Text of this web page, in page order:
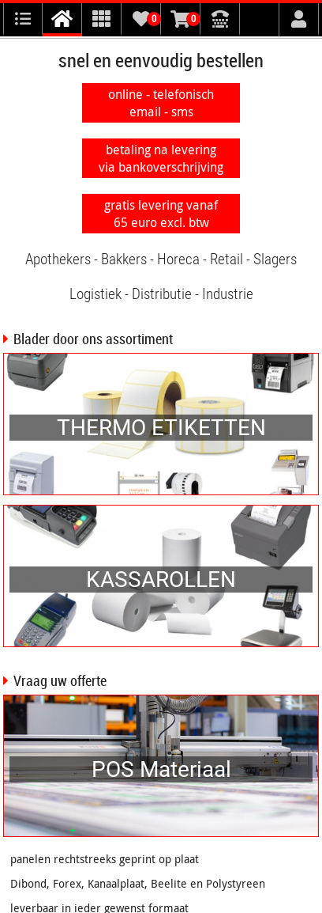
0 0
snel en eenvoudig bestellen
online - telefonisch
email - sms
betaling na levering
via bankoverschrijving
gratis levering vanaf
65 euro excl. btw
Apothekers - Bakkers - Horeca - Retail - Slagers
Logistiek - Distributie - Industrie
Blader door ons assortiment
THERMO ETIKETTEN
KASSAROLLEN
Vraag uw offerte
POS Materiaal
panelen rechtstreeks geprint op plaat
Dibond, Forex, Kanaalplaat, Beelite en Polystyreen
leverbaar in ieder gewenst formaat